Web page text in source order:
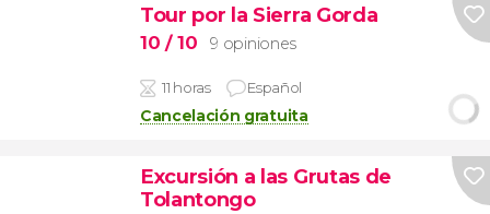
Tour por la Sierra Gorda
10 / 10 9 opiniones
11 horas Español
Cancelación gratuita
Excursión a las Grutas de
Tolantongo